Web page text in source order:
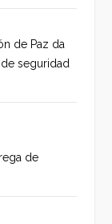
de Paz da
seguridad
de